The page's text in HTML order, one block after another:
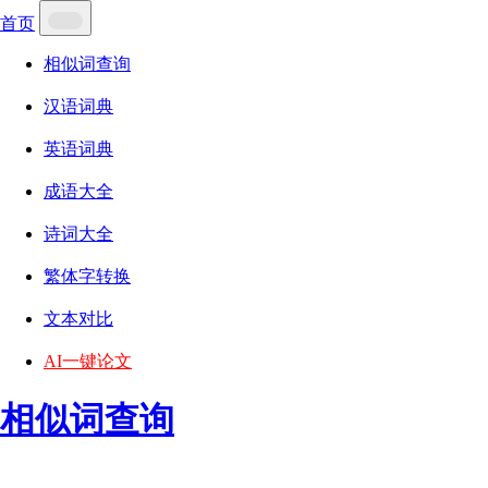
首页
相似词查询
汉语词典
英语词典
成语大全
诗词大全
繁体字转换
文本对比
AI一键论文
相似词查询